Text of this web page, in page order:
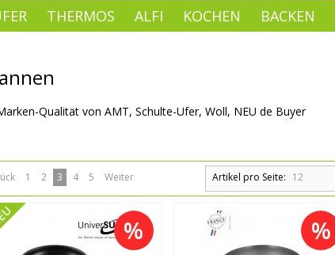
THERMOS ALFI KOCHEN BACKEN
Qualität von AMT, Schulte-Ufer, Woll, NEU de Buyer
1 2 3 4 5 Weiter Artikel pro Seite: 12
% %